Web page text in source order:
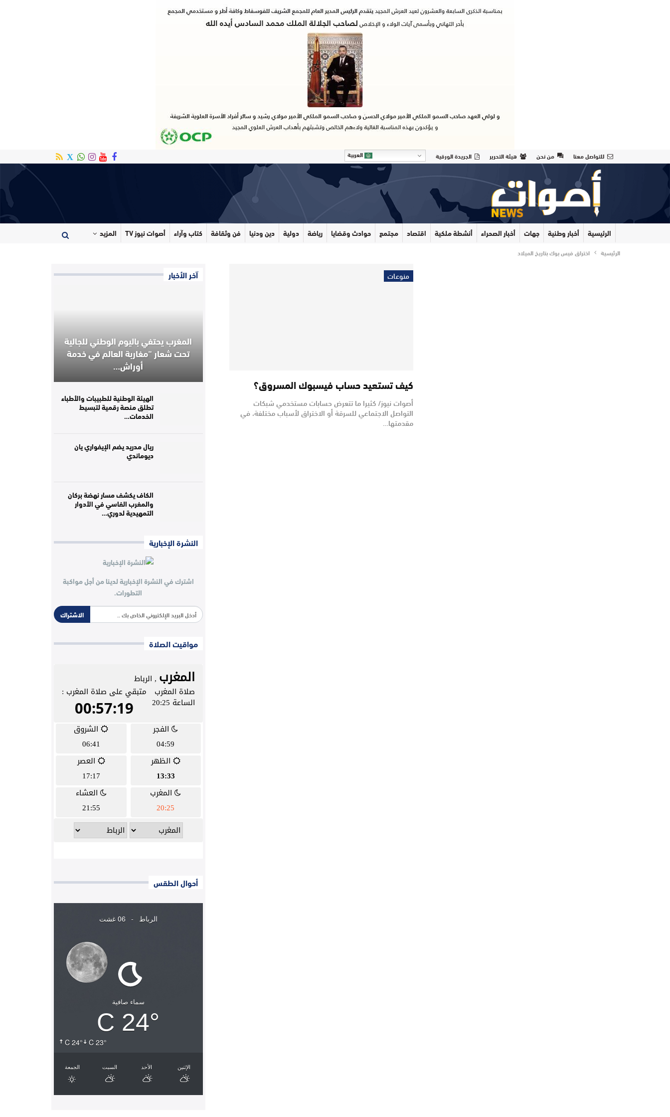
للتواصل معنا من نحن هيئة التحرير الجريدة الورقية العربية
الرئيسية أخبار وطنية جهات أخبار الصحراء أنشطة ملكية اقتصاد مجتمع حوادث وقضايا رياضة دولية دين ودنيا فن وثقافة كتاب وآراء أصوات نيوز TV المزيد
الرئيسية اختراق فيس بوك بتاريخ الميلاد
منوعات
كيف تستعيد حساب فيسبوك المسروق؟
أصوات نيوز/ كثيرا ما تتعرض حسابات مستخدمي شبكات
التواصل الاجتماعي للسرقة أو الاختراق لأسباب مختلفة، في
مقدمتها…
آخر الأخبار
المغرب يحتفي باليوم الوطني للجالية
تحت شعار “مغاربة العالم في خدمة
أوراش…
الهيئة الوطنية للطبيبات والأطباء
تطلق منصة رقمية لتبسيط
الخدمات…
ريال مدريد يضم الإيفواري يان
ديوماندي
الكاف يكشف مسار نهضة بركان
والمغرب الفاسي في الأدوار
التمهيدية لدوري…
النشرة الإخبارية
اشترك في النشرة الإخبارية لدينا من أجل مواكبة
التطورات.
الاشتراك
مواقيت الصلاة
أحوال الطقس
الرباط - 06 غشت
24° C 23° C
سماء صافية
24° C
الجمعة السبت الأحد الإثنين